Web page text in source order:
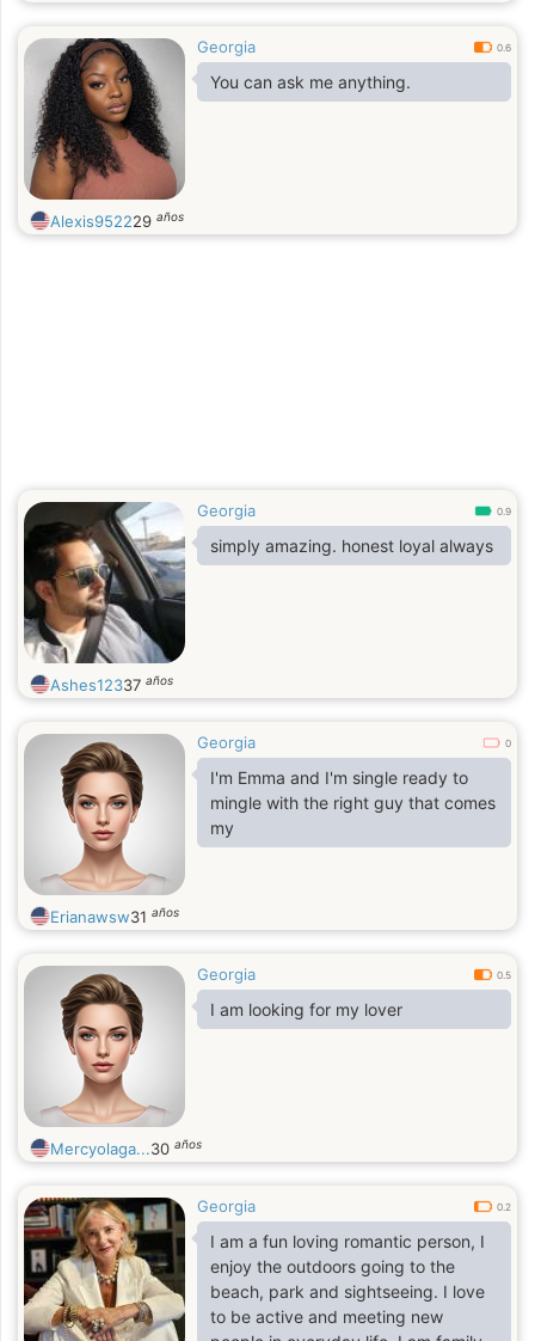
Georgia 0.6
You can ask me anything.
Alexis952229 años
Georgia 0.9
simply amazing. honest loyal always
Ashes12337 años
Georgia 0
I'm Emma and I'm single ready to
mingle with the right guy that comes
my
Erianawsw31 años
Georgia 0.5
I am looking for my lover
Mercyolaga...30 años
Georgia 0.2
I am a fun loving romantic person, I
enjoy the outdoors going to the
beach, park and sightseeing. I love
to be active and meeting new